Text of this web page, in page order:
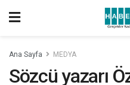
Ana Sayfa MEDYA
Sözcü yazarı